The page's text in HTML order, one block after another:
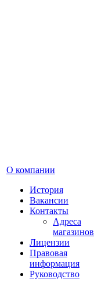
О компании
История
Вакансии
Контакты
Адреса
магазинов
Лицензии
Правовая
информация
Руководство